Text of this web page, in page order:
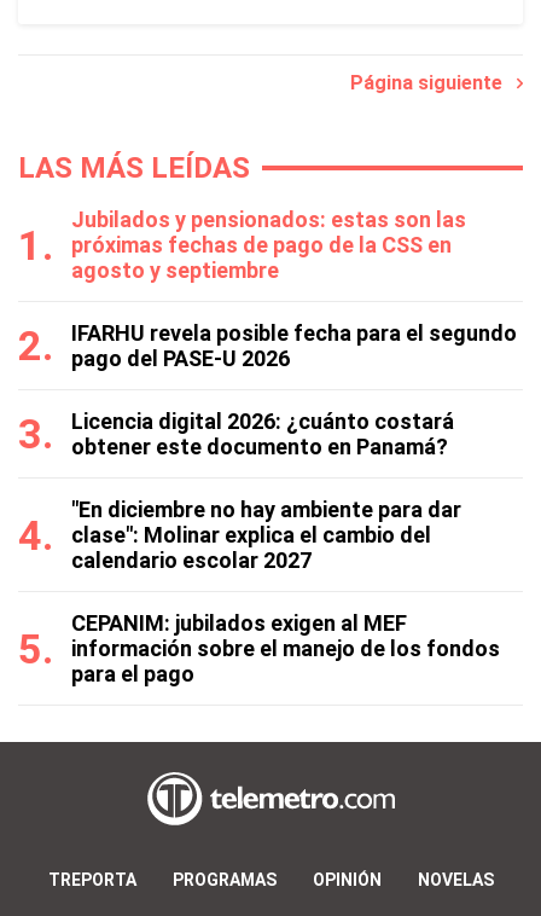
Página siguiente
LAS MÁS LEÍDAS
Jubilados y pensionados: estas son las
próximas fechas de pago de la CSS en
agosto y septiembre
IFARHU revela posible fecha para el segundo
pago del PASE-U 2026
Licencia digital 2026: ¿cuánto costará
obtener este documento en Panamá?
"En diciembre no hay ambiente para dar
clase": Molinar explica el cambio del
calendario escolar 2027
CEPANIM: jubilados exigen al MEF
información sobre el manejo de los fondos
para el pago
TREPORTA PROGRAMAS OPINIÓN NOVELAS